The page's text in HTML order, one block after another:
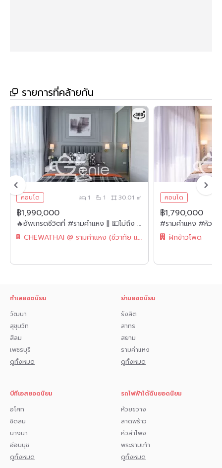
🌳สวนหย่อมชั้นดาดฟ้า
📚Co-Working Space
กล้องวงจรปิด
ชม.
CCTV & รปภ24
🚘 ที่จอดรถ
🔸สถานที่สำคัญใกล้เคียง🔸
BTSเสนานิคม
BTSรัชโยธิน
• เซ็นทรัล ลาดพร้าว
• มหาวิทยาลัยเกษตรศาสตร์ บางเขน
• โรงเรียนหอวัง
• สวนจตุจักร
• สวนรถไฟ
• โรงพยาบาลเปาโล เกษตร
สนใจปรึกษายื่นสินเชื่อ กด 1️⃣
สนใจนัดดูห้อง กด 2️⃣
สอบถามการจอง กด 3️⃣
สนใจทัก 𝗜𝗻𝗯𝗼𝘅 มาได้เลยค่ะ
รายการที่คล้ายกัน
คอนโด 1 1 30.01 ㎡
฿1,990,000
🔥อัพเกรดชีวิตที่ #รามคำแหง || 💵ไม่ถึง 2 ล้าน ||✨ห้องใหญ่ แต่งหรู 30 ตร.ม. || 💵ผ่อนเพียง 7,xxxเท่านั้น!! || ใกล้ Airport Rail Link || || 🛍️ เฟอร์ครบ พร้อมเข้าอยู่
CHEWATHAI @ รามคำแหง (ชีวาทัย แอท รามคำแหง)
คอนโด
฿1,790,000
ฝักข้าวโพด
ทำเลยอดนิยม
วัฒนา
สุขุมวิท
สีลม
เพชรบุรี
ดูทั้งหมด
ย่านยอดนิยม
รังสิต
สาทร
สยาม
รามคำแหง
ดูทั้งหมด
บีทีเอสยอดนิยม
อโศก
ชิดลม
บางนา
อ่อนนุช
ดูทั้งหมด
รถไฟฟ้าใต้ดินยอดนิยม
ห้วยขวาง
ลาดพร้าว
หัวลำโพง
พระรามเก้า
ดูทั้งหมด